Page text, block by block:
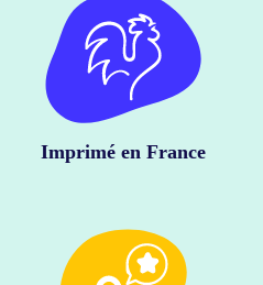
Imprimé en France